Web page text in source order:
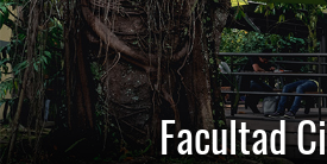
Facultad